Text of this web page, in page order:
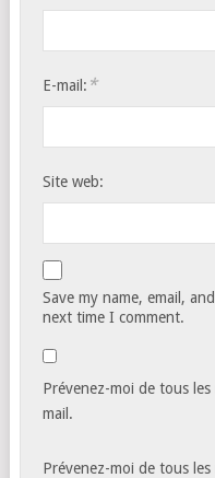
E-mail: *
Site web:
Save my name, email,
next time I comment.
Prévenez-moi de tous
mail.
Prévenez-moi de tous